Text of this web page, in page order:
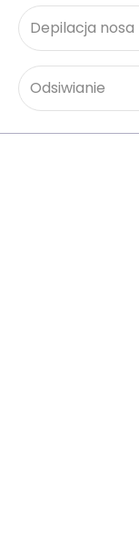
Depilacja nosa
Odsiwianie